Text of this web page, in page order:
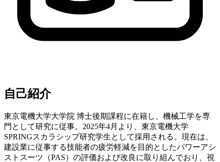
自己紹介
東京電機大学大学院 博士後期課程に在籍し、機械工学を専
門として研究に従事。2025年4月より、東京電機大学
SPRINGスカラシップ研究学生として採用される。現在は、
建設業に従事する技能者の疲労軽減を目的としたパワーアシ
ストスーツ（PAS）の評価および改良に取り組んでおり、視